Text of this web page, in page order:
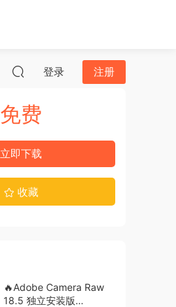
登录 注册
免费
立即下载
收藏
🔥Adobe Camera Raw
18.5 独立安装版